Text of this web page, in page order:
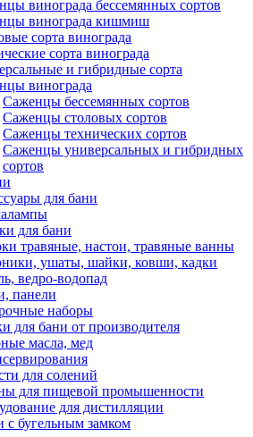
винограда бессемянных сортов
винограда кишмиш
сорта винограда
сорта винограда
и гибридные сорта
винограда
Саженцы бессемянных сортов
Саженцы столовых сортов
Саженцы технических сортов
Саженцы универсальных и гибридных
сортов
для бани
для бани
травяные, настои, травяные ванны
ушаты, шайки, ковши, кадки
ведро-водопад
панели
наборы
для бани от производителя
масла, мед
для солений
для пищевой промышенности
для дистилляции
с бугельным замком